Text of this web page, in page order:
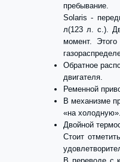
пребывание.
Solaris -
л(123 л. с.).
момент.
Обратное
двигателя.
Ременной
В механизме
«на холодную».
Двойной
Стоит